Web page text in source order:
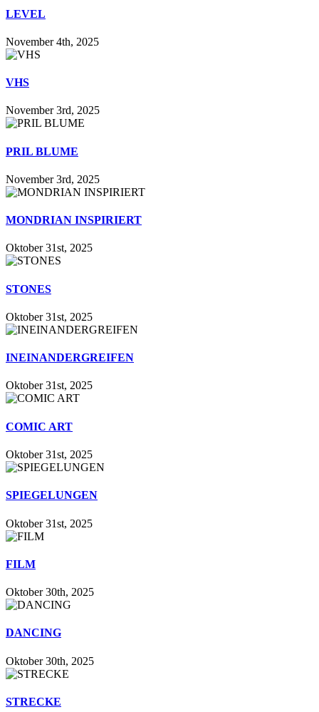
LEVEL
November 4th, 2025
VHS
November 3rd, 2025
PRIL BLUME
November 3rd, 2025
MONDRIAN INSPIRIERT
Oktober 31st, 2025
STONES
Oktober 31st, 2025
INEINANDERGREIFEN
Oktober 31st, 2025
COMIC ART
Oktober 31st, 2025
SPIEGELUNGEN
Oktober 31st, 2025
FILM
Oktober 30th, 2025
DANCING
Oktober 30th, 2025
STRECKE